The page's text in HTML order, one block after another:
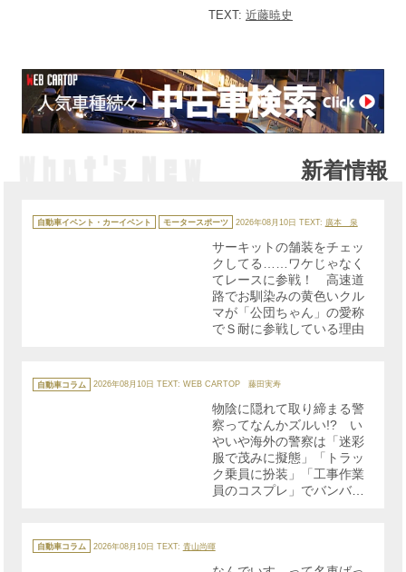
TEXT: 近藤暁史
新着情報
テ
ゴ
自動車イベント・カーイベント モータースポーツ 2026年08月10日 TEXT: 廣本 泉
サーキットの舗装をチェッ
クしてる……ワケじゃなく
てレースに参戦！ 高速道
路でお馴染みの黄色いクル
マが「公団ちゃん」の愛称
でＳ耐に参戦している理由
テ
ゴ
自動車コラム 2026年08月10日 TEXT: WEB CARTOP 藤田実寿
物陰に隠れて取り締まる警
察ってなんかズルい!? い
やいや海外の警察は「迷彩
服で茂みに擬態」「トラッ
ク乗員に扮装」「工事作業
員のコスプレ」でバンバン
テ
ゴ
自動車コラム 2026年08月10日 TEXT: 青山尚暉